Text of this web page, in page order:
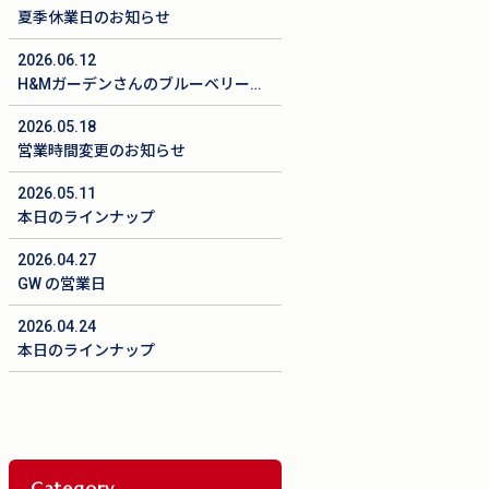
夏季休業日のお知らせ
2026.06.12
H&Mガーデンさんのブルーベリーレ
アチーズタルトが始まりました
2026.05.18
営業時間変更のお知らせ
2026.05.11
本日のラインナップ
2026.04.27
GW の営業日
2026.04.24
本日のラインナップ